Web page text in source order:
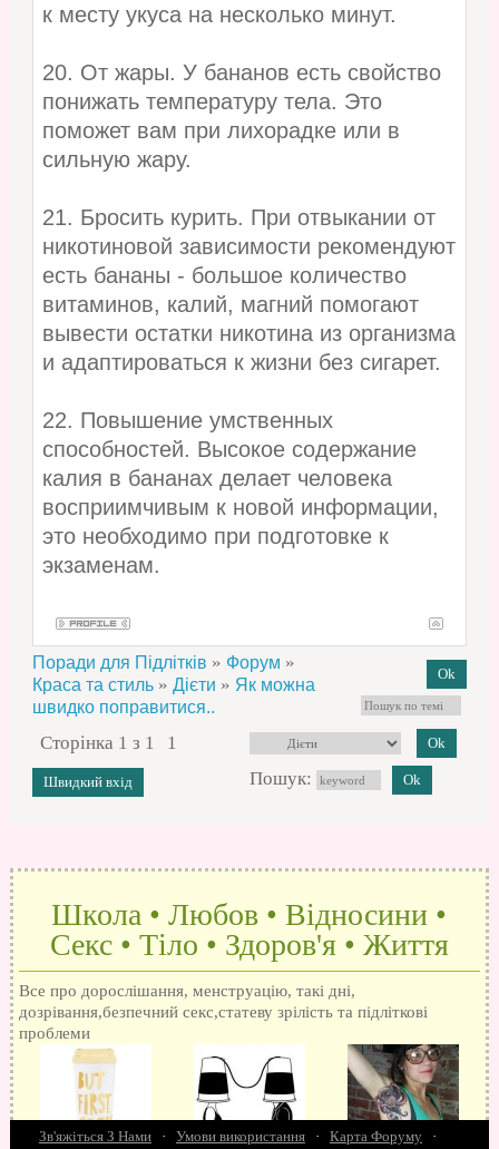
к месту укуса на несколько минут.
20. От жары. У бананов есть свойство
понижать температуру тела. Это
поможет вам при лихорадке или в
сильную жару.
21. Бросить курить. При отвыкании от
никотиновой зависимости рекомендуют
есть бананы - большое количество
витаминов, калий, магний помогают
вывести остатки никотина из организма
и адаптироваться к жизни без сигарет.
22. Повышение умственных
способностей. Высокое содержание
калия в бананах делает человека
восприимчивым к новой информации,
это необходимо при подготовке к
экзаменам.
Поради для Підлітків » Форум »
Краса та стиль » Дієти » Як можна
швидко поправитися..
Сторінка 1 з 1
1
Пошук:
Школа • Любов • Відносини •
Секс • Тіло • Здоров'я • Життя
Все про дорослішання, менструацію, такі дні,
дозрівання,безпечний секс,статеву зрілість та підліткові
проблеми
Зв'яжіться З Нами · Умови використання · Карта Форуму
·